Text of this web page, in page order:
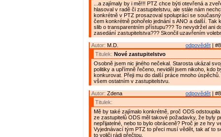
...a zajímaly by i mě!!! PTZ chce býti otevřená a
hlasoval v radě či zastupitelstvu, ale stále nám
konkrétně v PTZ prosazoval spolupráci se
čem konkrétně pohořelo jednání s ANO a další. Tak
slib o transparentním přístupu??? To nevydržel ani
zasedání zastupitelstva??? Skončil uzavřením
odpovědět |
Autor: M.D.
Titulek: Nové zastupitelstvo
Osobně jsem nic jiného nečekal. Starosta ukázal
politiky a upřímně řečeno, neviděl jsem nikoho, kdo
konkurovat. Přeji mu do další práce mnoho úspěchů.
všem ostatním v zastupitelstvu.
odpovědět |
Autor: Zdena
Titulek:
Mě by také zajímalo konkrétně, proč ODS
ze zastupitelů ODS měl takové požadavky, že byly
nepřijatelné, nebo to bylo obráceně? Proč je ze hry
Vyjednávací tým PTZ to přeci musí vědět, tak ať to
to voliči rádi přečtou.